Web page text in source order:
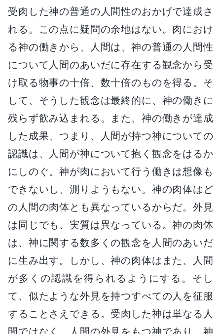
受肉した神の普通の人間性のおかげで達成さ
れる。この点に疑問の余地はない。肉におけ
る神の働きから、人間は、神の普通の人間性
について人間のあいだに存在する観念から受
け取る物事の十倍、数十倍のものを得る。そ
して、そうした観念は最終的に、神の働きに
残らず飲み込まれる。また、神の働きが達成
した成果、つまり、人間が持つ神についての
認識は、人間が神について抱く観念をはるか
にしのぐ。神が肉において行う働きは想像も
できないし、測りようもない。神の肉体はど
の人間の肉体とも異なっているからだ。外見
は同じでも、実質は異なっている。神の肉体
は、神に関する数多くの観念を人間のあいだ
に生み出す。しかし、神の肉体はまた、人間
が多くの認識を得られるようにする。そし
て、似たような外見を持つすべての人を征服
することさえできる。受肉した神は単なる人
間ではなく、人間の外見をもつ神であり、神